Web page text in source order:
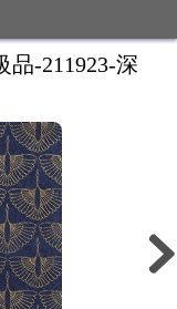
品-211923-深